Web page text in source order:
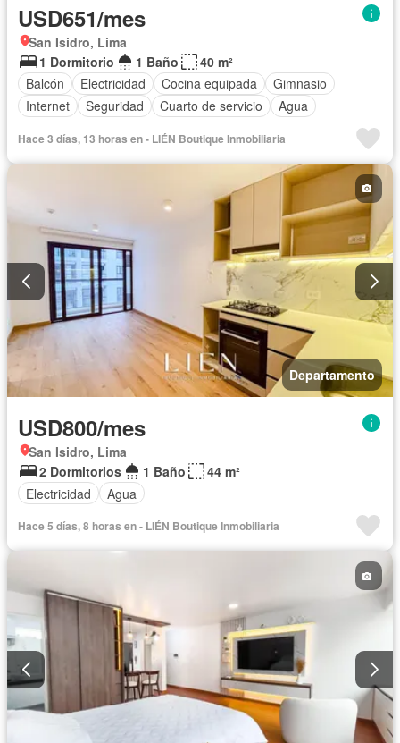
USD651/mes
San Isidro, Lima
1 Dormitorio
1 Baño
40 m²
Balcón
Electricidad Cocina equipada
Gimnasio
Internet
Seguridad Cuarto de servicio Agua
Hace 3 días, 13 horas en - LIÉN Boutique Inmobiliaria
Departamento
USD800/mes
San Isidro, Lima
2 Dormitorios
1 Baño
44 m²
Electricidad
Agua
Hace 5 días, 8 horas en - LIÉN Boutique Inmobiliaria